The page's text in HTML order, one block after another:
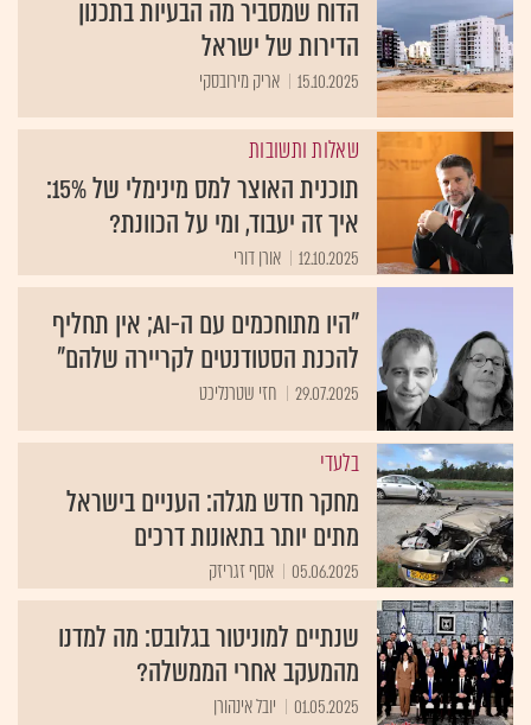
הדוח שמסביר מה הבעיות בתכנון
הדירות של ישראל
15.10.2025 אריק מירובסקי
שאלות ותשובות
תוכנית האוצר למס מינימלי של 15%:
איך זה יעבוד, ומי על הכוונת?
12.10.2025 אורן דורי
"היו מתוחכמים עם ה-AI; אין תחליף
להכנת הסטודנטים לקריירה שלהם"
29.07.2025 חזי שטרנליכט
בלעדי
מחקר חדש מגלה: העניים בישראל
מתים יותר בתאונות דרכים
05.06.2025 אסף זגריזק
שנתיים למוניטור בגלובס: מה למדנו
מהמעקב אחרי הממשלה?
01.05.2025 יובל אינהורן